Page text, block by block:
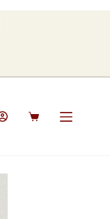
Panier